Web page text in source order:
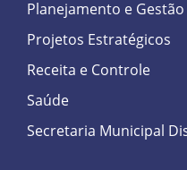
Planejamento e Gestão
Projetos Estratégicos
Receita e Controle
Saúde
Secretaria Municipal